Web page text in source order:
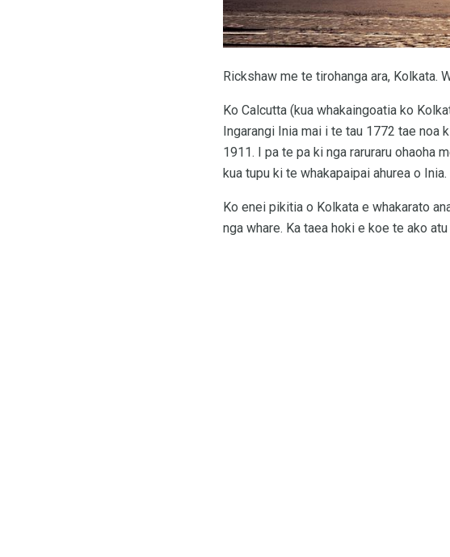
Rickshaw me te tirohanga ara, Kolkata.
Ko Calcutta (kua whakaingoatia ko
Ingarangi Inia mai i te tau 1772 tae noa
1911. I pa te pa ki nga raruraru ohaoha
kua tupu ki te whakapaipai ahurea o Inia.
Ko enei pikitia o Kolkata e whakarato
nga whare. Ka taea hoki e koe te ako